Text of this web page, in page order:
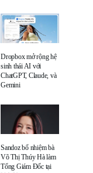
Dropbox mở rộng hệ
sinh thái AI với
ChatGPT, Claude, và
Gemini
Sandoz bổ nhiệm bà
Võ Thị Thúy Hà làm
Tổng Giám Đốc tại